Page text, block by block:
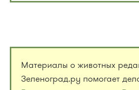
Материалы о животных
Зеленоград.ру помогает